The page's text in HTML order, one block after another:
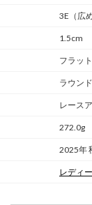
3E（広め
1.5cm
フラッ
ラウンド
レース
272.0g
2025年
レディ